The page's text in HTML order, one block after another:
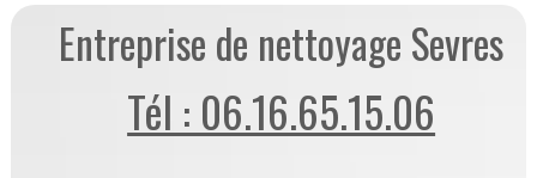
Entreprise de nettoyage Sevres
Tél : 06.16.65.15.06